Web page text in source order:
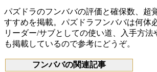
パズドラのフンババの評価と確保数、超
すすめを掲載。パズドラフンババは何体
リーダー/サブとしての使い道、入手方法
も掲載しているので参考にどうぞ。
フンババの関連記事